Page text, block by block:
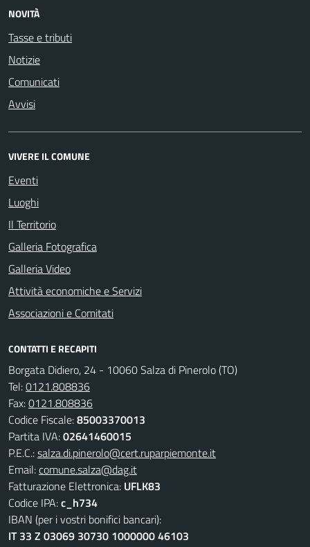
NOVITÀ
Tasse e tributi
Notizie
Comunicati
Avvisi
VIVERE IL COMUNE
Eventi
Luoghi
Il Territorio
Galleria Fotografica
Galleria Video
Attività economiche e Servizi
Associazioni e Comitati
CONTATTI E RECAPITI
Borgata Didiero, 24 - 10060 Salza di Pinerolo (TO)
Tel:0121.808836
Fax:0121.808836
Codice Fiscale:85003370013
Partita IVA:02641460015
P.E.C.:salza.di.pinerolo@cert.ruparpiemonte.it
Email:comune.salza@dag.it
Fatturazione Elettronica: UFLK83
Codice IPA:c_h734
IBAN (per i vostri bonifici bancari):
IT 33 Z 03069 30730 1000000 46103